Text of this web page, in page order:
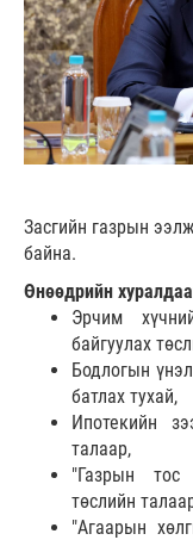
Засгийн газрын
байна.
Өнөөдрийн
Эрчим
байгуулах
Бодлогын
батлах тухай,
Ипотекийн
талаар,
"Газрын тос
төслийн
"Агаарын